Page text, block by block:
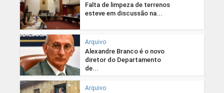
Falta de limpeza de terrenos
esteve em discussão na...
Arquivo
Alexandre Branco é o novo
diretor do Departamento
de...
Arquivo